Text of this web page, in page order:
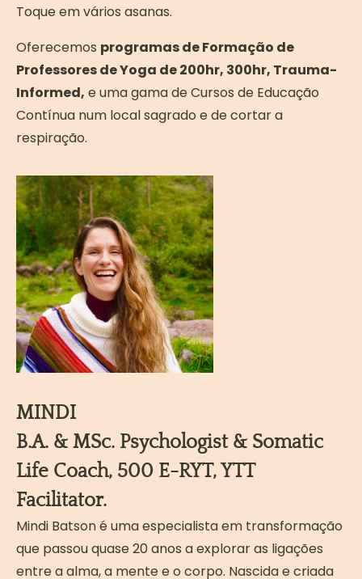
Toque em vários asanas.
Oferecemos programas de Formação de
Professores de Yoga de 200hr, 300hr, Trauma-
Informed, e uma gama de Cursos de Educação
Contínua num local sagrado e de cortar a
respiração.
MINDI
B.A. & MSc. Psychologist & Somatic
Life Coach, 500 E-RYT, YTT
Facilitator.
Mindi Batson é uma especialista em transformação
que passou quase 20 anos a explorar as ligações
entre a alma, a mente e o corpo. Nascida e criada